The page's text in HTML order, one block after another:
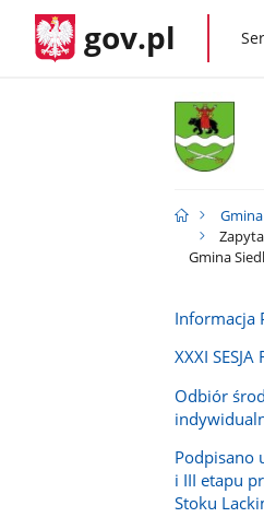
gov.pl gov.pl
Gmina
Informacja
XXXI SESJA
Odbiór
Podpisano
i III etapu
Stoku